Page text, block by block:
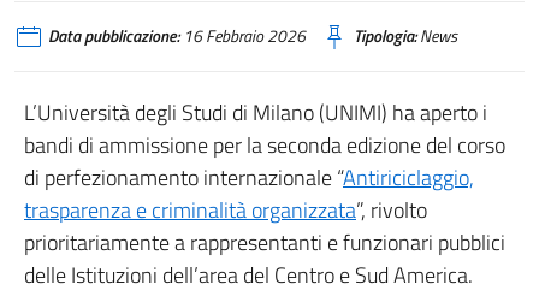
Data pubblicazione:16 Febbraio 2026 Tipologia:News
L’Università degli Studi di Milano (UNIMI) ha aperto i
bandi di ammissione per la seconda edizione del corso
di perfezionamento internazionale “Antiriciclaggio,
trasparenza e criminalità organizzata”, rivolto
prioritariamente a rappresentanti e funzionari pubblici
delle Istituzioni dell’area del Centro e Sud America.